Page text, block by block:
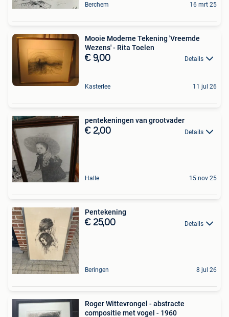
Berchem 16 mrt 25
Mooie Moderne Tekening 'Vreemde
Wezens' - Rita Toelen
€ 9,00 Details
Kasterlee 11 jul 26
pentekeningen van grootvader
€ 2,00 Details
Halle 15 nov 25
Pentekening
€ 25,00 Details
Beringen 8 jul 26
Roger Wittevrongel - abstracte
compositie met vogel - 1960